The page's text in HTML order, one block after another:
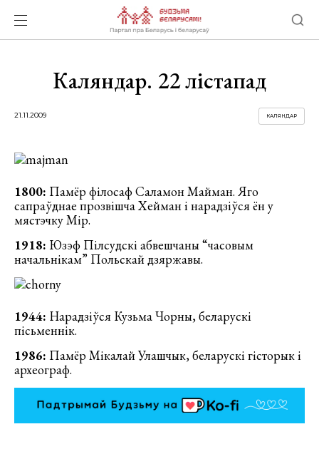
Каляндар. 22 лістапад
21.11.2009 КАЛЯНДАР
1800: Памёр філосаф Саламон Майман. Яго
сапраўднае прозвішча Хейман і нарадзіўся ён у
мястэчку Мір.
1918: Юзэф Пілсудскі абвешчаны “часовым
начальнікам” Польскай дзяржавы.
1944: Нарадзіўся Кузьма Чорны, беларускі
пісьменнік.
1986: Памёр Мікалай Улашчык, беларускі гісторык і
археограф.